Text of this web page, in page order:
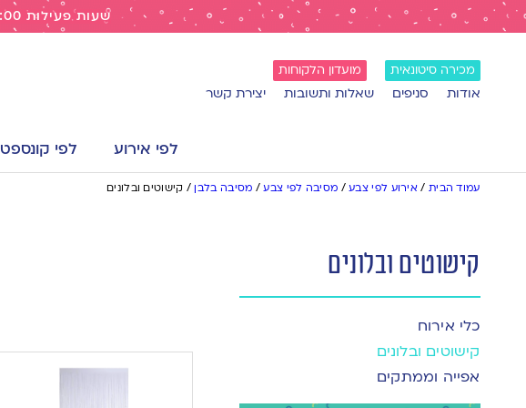
שעות פעילות 9:30-19:00 בחנות | משלוח חינם מעל 299 ש"ח
מכירה סיטונאית מועדון הלקוחות
אודות סניפים שאלות ותשובות יצירת קשר
לפי אירוע לפי קונספט
עמוד הבית / אירוע לפי צבע/ מסיבה לפי צבע/ מסיבה בלבן / קישוטים ובלונים
קישוטים ובלונים
כלי אירוח
קישוטים ובלונים
אפייה וממתקים